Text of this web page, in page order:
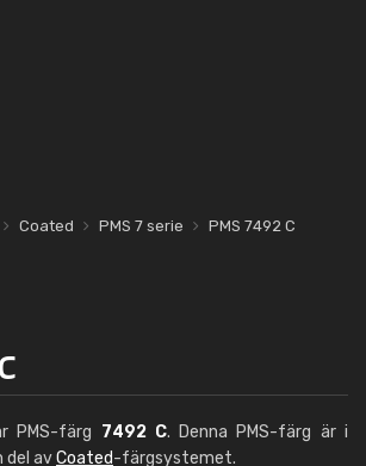
Coated PMS 7 serie PMS 7492 C
PMS-färg 7492 C. Denna PMS-färg är i
del avCoated-färgsystemet.